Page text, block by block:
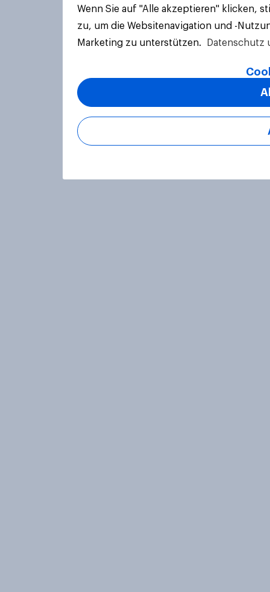
Wenn Sie auf "Alle akzeptieren" klicken,
zu, um die Websitenavigation und -
Marketing zu unterstützen.
Datenschutz